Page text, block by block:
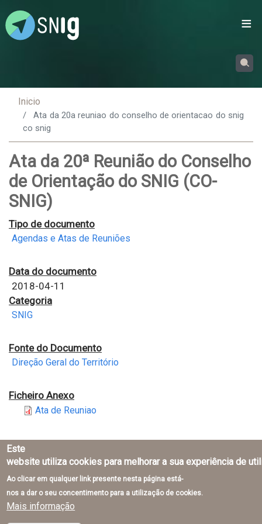
Inicio
Ata da 20a reuniao do conselho de orientacao do snig
co snig
Ata da 20ª Reunião do Conselho
de Orientação do SNIG (CO-
SNIG)
Tipo de documento
Agendas e Atas de Reuniões
Data do documento
2018-04-11
Categoria
SNIG
Fonte do Documento
Direção Geral do Território
Ficheiro Anexo
Ata de Reuniao
Direção-Geral do Território © 2026
Este
website utiliza cookies para melhorar a sua experiência de
Ao clicar em qualquer link presente nesta página está-
nos a dar o seu concentimento para a utilização de cookies.
Mais informação